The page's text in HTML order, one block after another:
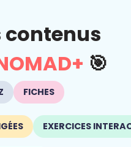
contenus
🎯
FICHES
EXERCICES